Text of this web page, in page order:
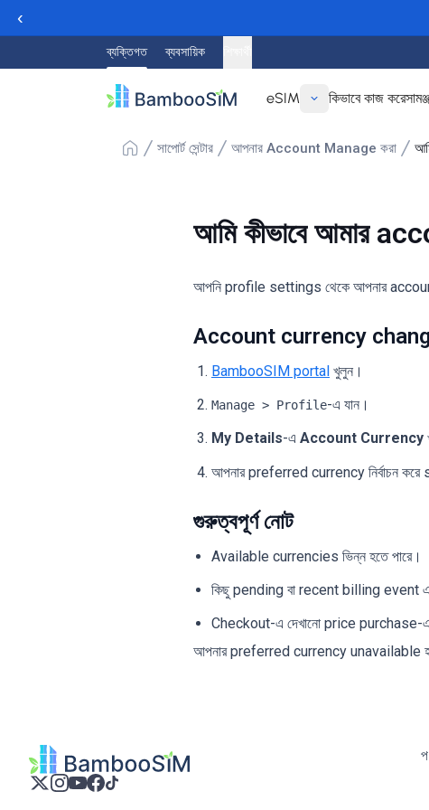
‹
ব্যক্তিগত ব্যবসায়িক
eSIM কিভাবে কাজ করে
সাপোর্ট সেন্টার আপনার Account Manage করা
আমি কীভাবে আমার
আপনি profile settings থেকে আপনার
Account currency
BambooSIM portal খুলুন।
Manage > Profile-এ যান।
My Details-এ Account Currency
আপনার preferred currency নির্বাচন
গুরুত্বপূর্ণ নোট
Available currencies ভিন্ন হতে পারে।
কিছু pending বা recent billing event
Checkout-এ দেখানো price purchase-
আপনার preferred currency unavailable